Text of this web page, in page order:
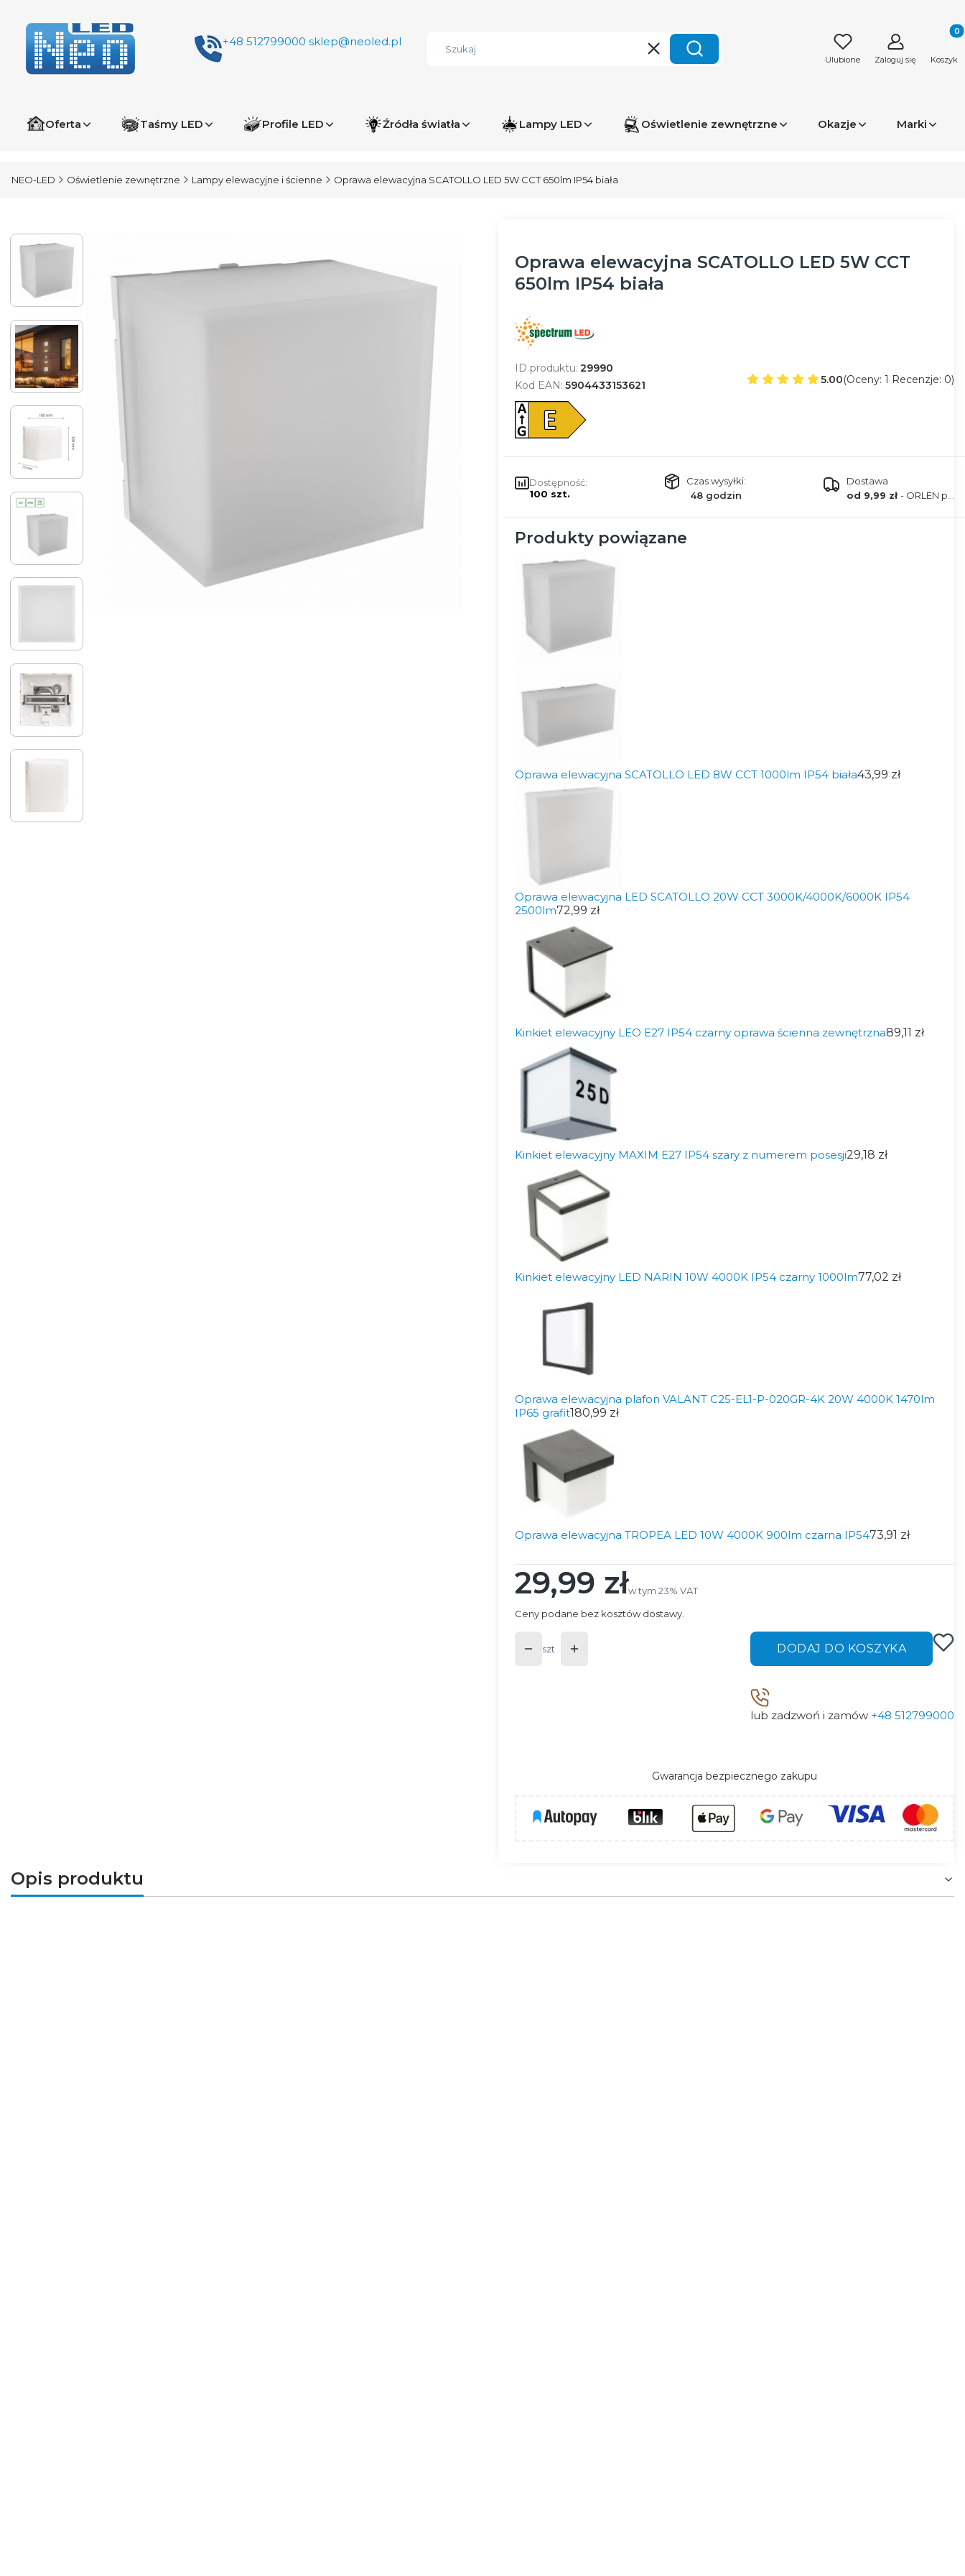
+48 512799000 sklep@neoled.pl
WyczyśćSzukaj Ulubione Zaloguj się Koszyk
Oferta Taśmy LED Profile LED Źródła światła Lampy LED Oświetlenie zewnętrzne Okazje Marki
NEO-LED Oświetlenie zewnętrzne Lampy elewacyjne i ścienne Oprawa elewacyjna SCATOLLO LED 5W CCT 650lm IP54 biała
Oprawa elewacyjna SCATOLLO LED 5W CCT
650lm IP54 biała
ID produktu: 29990
Kod EAN: 5904433153621 5.00(Oceny: 1 Recenzje: 0)
Dostępność:
100 szt.
Czas wysyłki:
48 godzin
Dostawa
od 9,99 zł- ORLEN paczka
Produkty powiązane
Oprawa elewacyjna SCATOLLO LED 8W CCT 1000lm IP54 biała43,99 zł
Oprawa elewacyjna LED SCATOLLO 20W CCT 3000K/4000K/6000K IP54
2500lm72,99 zł
Kinkiet elewacyjny LEO E27 IP54 czarny oprawa ścienna zewnętrzna89,11 zł
Kinkiet elewacyjny MAXIM E27 IP54 szary z numerem posesji29,18 zł
Kinkiet elewacyjny LED NARIN 10W 4000K IP54 czarny 1000lm77,02 zł
Oprawa elewacyjna plafon VALANT C25-EL1-P-020GR-4K 20W 4000K 1470lm
IP65 grafit180,99 zł
Oprawa elewacyjna TROPEA LED 10W 4000K 900lm czarna IP5473,91 zł
Cena
29,99 złw tym 23% VAT
w tym 23% VAT
Ceny podane bez kosztów dostawy.
szt. DODAJ DO KOSZYKA
lub zadzwoń i zamów +48 512799000
Gwarancja bezpiecznego zakupu
Opis produktu